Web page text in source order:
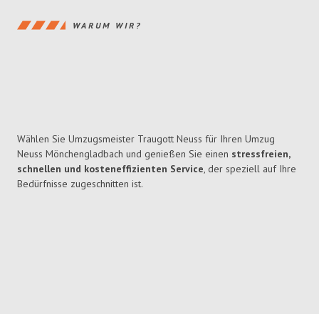
WARUM WIR?
Wählen Sie Umzugsmeister Traugott Neuss für Ihren Umzug
Neuss Mönchengladbach und genießen Sie einen stressfreien,
schnellen und kosteneffizienten Service, der speziell auf Ihre
Bedürfnisse zugeschnitten ist.